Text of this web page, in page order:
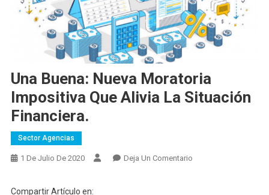
Una Buena: Nueva Moratoria
Impositiva Que Alivia La Situación
Financiera.
Sector Agencias
1 De Julio De 2020 Deja Un ComentarioEn
Compartir Artículo en: